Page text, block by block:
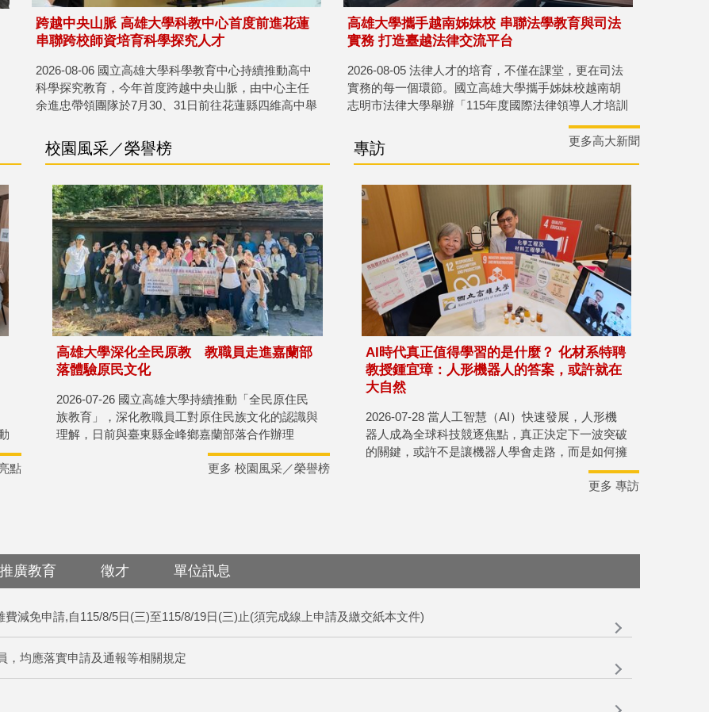
跨越中央山脈 高雄大學科教中心首度前進花蓮
串聯跨校師資培育科學探究人才
2026-08-06 國立高雄大學科學教育中心持續推動高中
科學探究教育，今年首度跨越中央山脈，由中心主任
余進忠帶領團隊於7月30、31日前往花蓮縣四維高中舉
究實作、數據分析及人工智慧輔助等課程，將優質科
學教育資源延伸至東部，也為跨區域科學教育合作開
高雄大學攜手越南姊妹校 串聯法學教育與司法
實務 打造臺越法律交流平台
2026-08-05 法律人才的培育，不僅在課堂，更在司法
實務的每一個環節。國立高雄大學攜手姊妹校越南胡
志明市法律大學舉辦「115年度國際法律領導人才培訓
營」，結合全英文課程與司法、行政及法律服務等實
務參訪，讓兩校師生走進臺灣法治現場，深入了解臺
灣法治運作，深化臺越法學教育合作，培育兼具國際
更多高大新聞
點
校園風采／榮譽榜
高雄大學深化全民原教 教職員走進嘉蘭部
落體驗原民文化
2026-07-26 國立高雄大學持續推動「全民原住民
族教育」，深化教職員工對原住民族文化的認識與
理解，日前與臺東縣金峰鄉嘉蘭部落合作辦理
「Kaaluwan 山海共鳴」嘉蘭部落文化智慧實踐巡
禮，透過實地走訪、文化體驗及專題講座，引領教
更多 校園風采／榮譽榜
專訪
AI時代真正值得學習的是什麼？ 化材系特聘
教授鍾宜璋：人形機器人的答案，或許就在
大自然
2026-07-28 當人工智慧（AI）快速發展，人形機
器人成為全球科技競逐焦點，真正決定下一波突破
的關鍵，或許不是讓機器人學會走路，而是如何擁
有一雙如人類般靈巧的手。國立高雄大學化學工程
及材料工程學系（化材系）特聘教授兼仿生研究中
一步延伸至教育、利他與人生價值。他認為，科技
為仿生不只是研究方法，更是一種理解世界的思
維。
更多 專訪
推廣教育 徵才 單位訊息
減免申請,自115/8/5日(三)至115/8/19日(三)止(須完成線上申請及繳交紙本文件)
，均應落實申請及通報等相關規定